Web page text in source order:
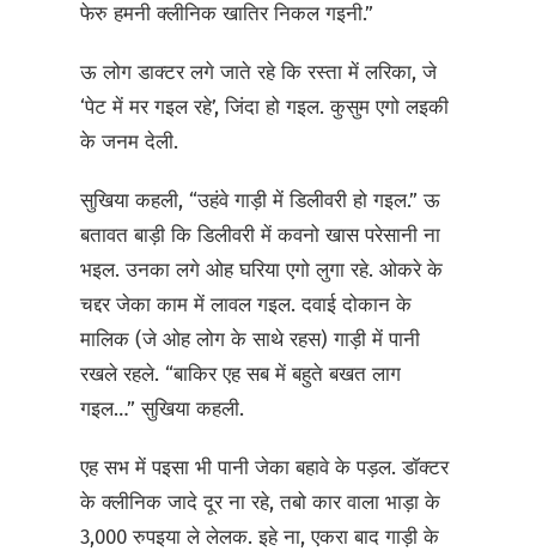
फेरु हमनी क्लीनिक खातिर निकल गइनी.”
ऊ लोग डाक्टर लगे जाते रहे कि रस्ता में लरिका, जे
‘पेट में मर गइल रहे’, जिंदा हो गइल. कुसुम एगो लइकी
के जनम देली.
सुखिया कहली, “उहंवे गाड़ी में डिलीवरी हो गइल.” ऊ
बतावत बाड़ी कि डिलीवरी में कवनो खास परेसानी ना
भइल. उनका लगे ओह घरिया एगो लुगा रहे. ओकरे के
चद्दर जेका काम में लावल गइल. दवाई दोकान के
मालिक (जे ओह लोग के साथे रहस) गाड़ी में पानी
रखले रहले. “बाकिर एह सब में बहुते बखत लाग
गइल…” सुखिया कहली.
एह सभ में पइसा भी पानी जेका बहावे के पड़ल. डॉक्टर
के क्लीनिक जादे दूर ना रहे, तबो कार वाला भाड़ा के
3,000 रुपइया ले लेलक. इहे ना, एकरा बाद गाड़ी के